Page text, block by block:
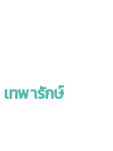
ทพารักษ์